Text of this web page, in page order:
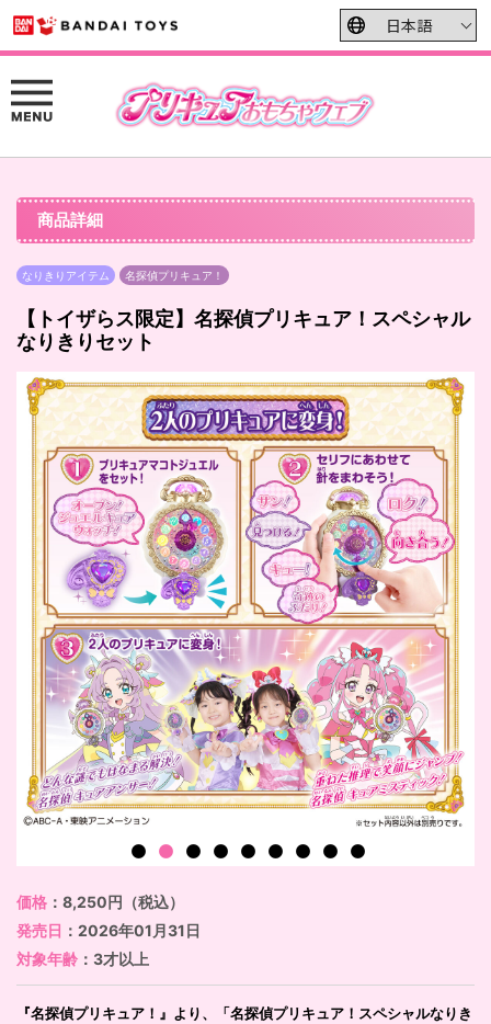
商品詳細
なりきりアイテム 名探偵プリキュア！
【トイザらス限定】名探偵プリキュア！スペシャル
なりきりセット
価格 ：8,250円（税込）
発売日 ：2026年01月31日
対象年齢 ：3才以上
『名探偵プリキュア！』より、「名探偵プリキュア！スペシャルなりき